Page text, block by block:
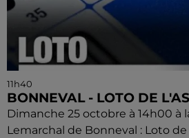
11h40
BONNEVAL - LOTO DE
Dimanche 25 octobre à 14h00 à
Lemarchal de Bonneval : Loto de